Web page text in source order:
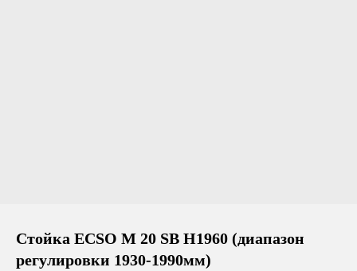
Стойка ECSO M 20 SB H1960 (диапазон
регулировки 1930-1990мм)